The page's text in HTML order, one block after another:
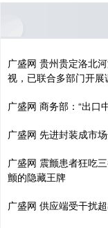
广盛网 贵州贵定洛北
视，已联合多部门开展
广盛网 商务部：“出口
广盛网 先进封装成市
广盛网 震颤患者狂吃
颤的隐藏王牌
广盛网 供应端受干扰